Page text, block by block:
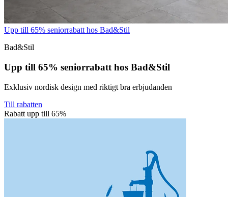
Upp till 65% seniorrabatt hos Bad&Stil
Bad&Stil
Upp till 65% seniorrabatt hos Bad&Stil
Exklusiv nordisk design med riktigt bra erbjudanden
Till rabatten
Rabatt upp till 65%